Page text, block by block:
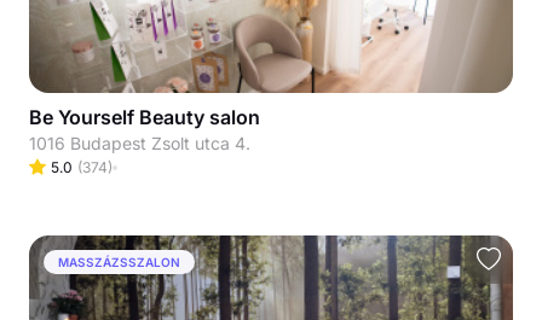
Be Yourself Beauty salon
1016 Budapest Zsolt utca 4.
5.0 (374)
MASSZÁZSSZALON